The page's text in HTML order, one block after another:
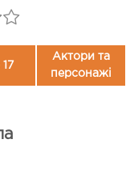
Актори та
персонажі